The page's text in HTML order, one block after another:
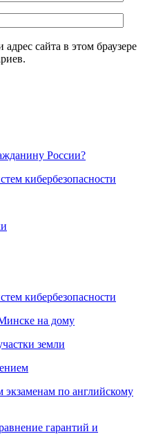
сайта в этом браузере
России?
кибербезопасности
кибербезопасности
на дому
земли
по английскому
гарантий и